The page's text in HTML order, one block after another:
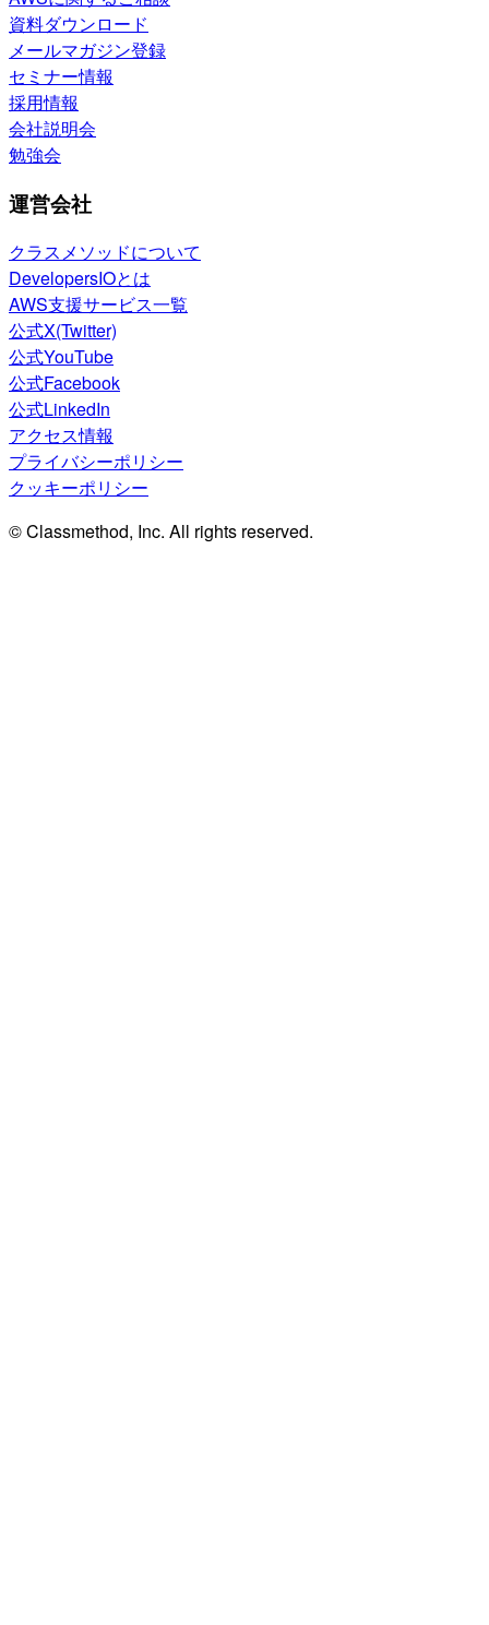
資料ダウンロード
メールマガジン登録
セミナー情報
採用情報
会社説明会
勉強会
運営会社
クラスメソッドについて
DevelopersIOとは
AWS支援サービス一覧
公式X(Twitter)
公式YouTube
公式Facebook
公式LinkedIn
アクセス情報
プライバシーポリシー
クッキーポリシー
© Classmethod, Inc. All rights reserved.